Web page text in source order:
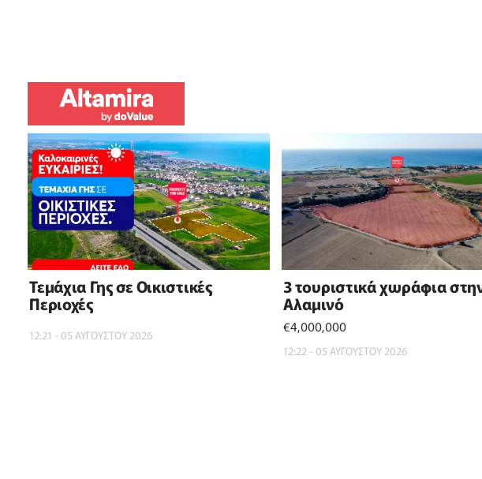
Τεμάχια Γης σε Οικιστικές
Περιοχές
12:21 - 05 ΑΥΓΟΥΣΤΟΥ 2026
3 τουριστικά χωράφια
Αλαμινό
€4,000,000
12:22 - 05 ΑΥΓΟΥΣΤΟΥ 2026